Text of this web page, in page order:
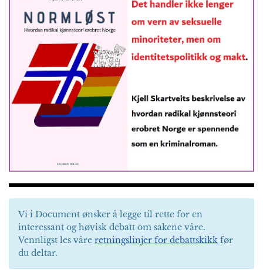
Vi i Document ønsker å legge til rette for en
interessant og høvisk debatt om sakene våre.
Vennligst les våre retningslinjer for debattskikk før
du deltar.